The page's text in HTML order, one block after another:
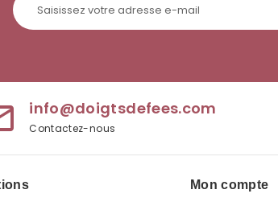
info@doigtsdefees.com
Contactez-nous
Mon compte